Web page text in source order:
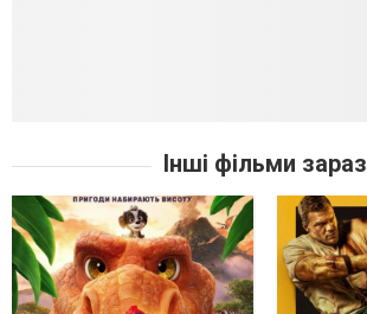
Інші фільми зараз